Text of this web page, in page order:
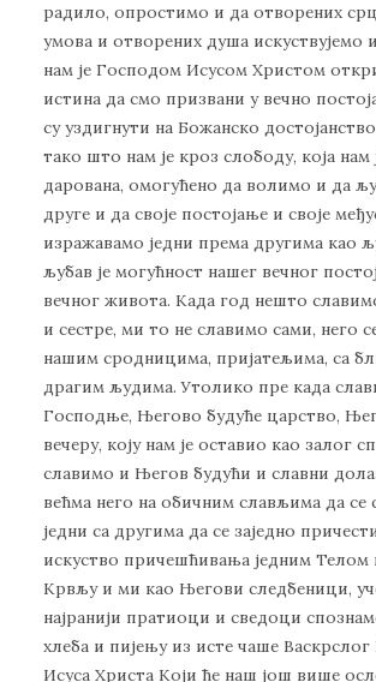
радило, опростимо и да отворених
умова и отворених душа искуствујемо
нам је Господом Исусом Христом
истина да смо призвани у вечно
су уздигнути на Божанско
тако што нам је кроз слободу, која нам
дарована, омогућено да волимо и да
друге и да своје постојање и своје
изражавамо једни према другима као
љубав је могућност нашег вечног
вечног живота. Када год нешто
и сестре, ми то не славимо сами, него
нашим сродницима, пријатељима, са
драгим људима. Утолико пре када
Господње, Његово будуће царство,
вечеру, коју нам је оставио као залог
славимо и Његов будући и славни
већма него на обичним слављима да се
једни са другима да се заједно
искуство причешћивања једним Телом
Крвљу и ми као Његови следбеници,
најранији пратиоци и сведоци
хлеба и пијењу из исте чаше
Исуса Христа Који ће наш још више